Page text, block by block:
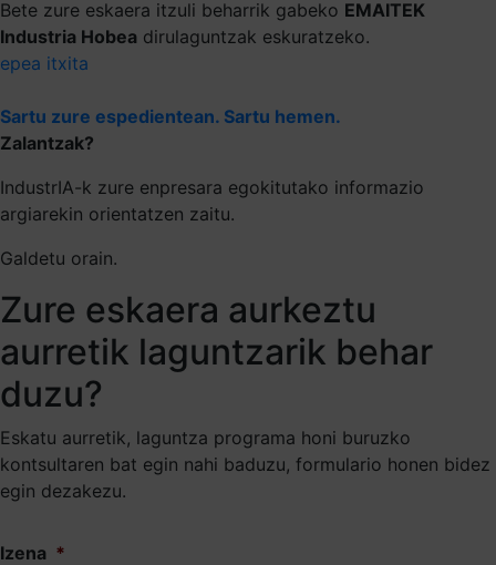
Zure eskaera aurkeztu
aurretik laguntzarik behar
duzu?
Eskatu aurretik, laguntza programa honi buruzko
kontsultaren bat egin nahi baduzu, formulario honen bidez
egin dezakezu.
Izena *
Bete zure eskaera itzuli beharrik gabeko EMAITEK
Industria Hobea dirulaguntzak eskuratzeko.
epea itxita
Sartu zure espedientean. Sartu hemen.
Zalantzak?
IndustrIA-k zure enpresara egokitutako informazio
argiarekin orientatzen zaitu.
Galdetu orain.